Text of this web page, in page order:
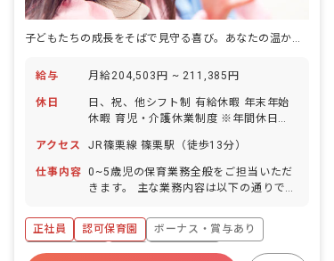
子どもたちの成長をそばで見守る喜び。あなたの温かい保育、ここで輝かせませんか？
給与 月給204,503円 ~ 211,385円
休日
日、祝、他シフト制 有給休暇 年末年始
休暇 育児・介護休業制度 ※年間休日
アクセス
JR篠栗線 篠栗駅（徒歩13分）
仕事内容 0~5歳児の保育業務全般をご担当いただ
きます。 主な業務内容は以下の通りで
遊びの見守り ・行事の準備 ・保護者対
応 ・保育記録の作成 ・その他、保育業
務全般 ■園児年齢層：0～5歳児
正社員 認可保育園
ボーナス・賞与あり
社会保険完備
有給
残業少なめ